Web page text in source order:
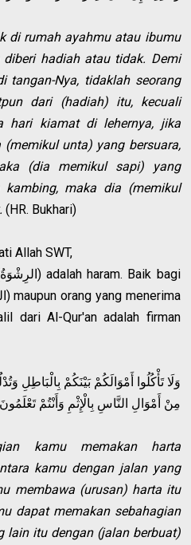
di rumah ayahmu atau ibumu
hadiah atau tidak. Demi
tangan-Nya, tidaklah seorang
dari (hadiah) itu, kecuali
hari kiamat di lehernya, jika
unta) yang bersuara,
(dia memikul sapi) yang
maka dia (memikul
(HR. Bukhari)
Allah SWT,
وَلَا تَأْكُلُوا أَمْوَالَكُمْ بَيْنَكُمْ بِالْبَاطِلِ
مِنْ أَمْوَالِ النَّاسِ بِالْإِثْمِ وَأَنْتُمْ تَعْلَمُونَ
kamu memakan harta
kamu dengan jalan yang
membawa (urusan) harta itu
dapat memakan sebahagian
lain itu dengan (jalan berbuat)